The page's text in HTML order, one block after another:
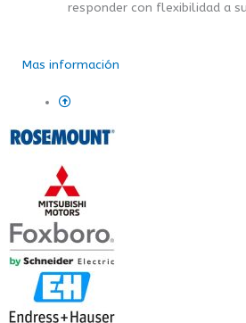
responder con flexibilidad a
Mas información